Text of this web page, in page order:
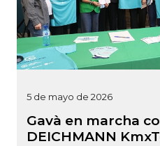
5 de mayo de 2026
Gavà en marcha
DEICHMANN